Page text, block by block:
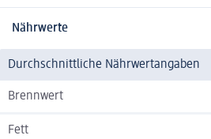
Nährwerte
Durchschnittliche Nährwertangaben
Brennwert
Fett